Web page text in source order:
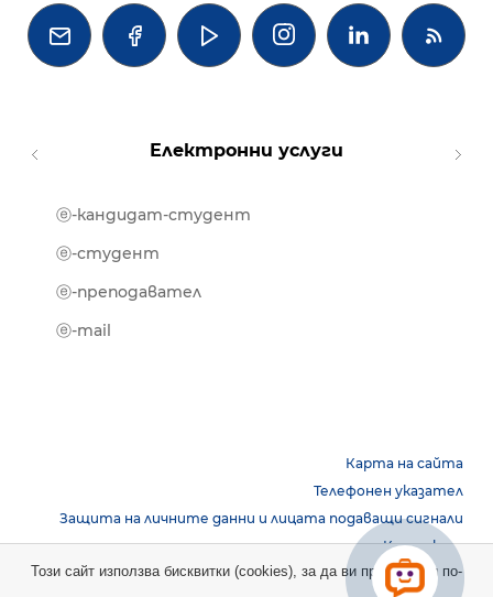
   
Електронни услуги
ⓔ-кандидат-студент
ⓔ-студент
ⓔ-преподавател
ⓔ-mail
Карта на сайта
Телефонен указател
Защита на личните данни и лицата подаващи сигнали
Контакти
Този сайт използва бисквитки (cookies), за да ви предостави по-